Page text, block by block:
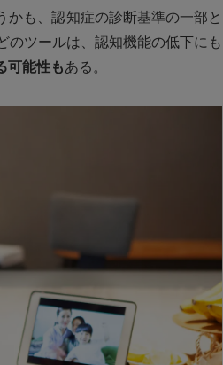
も、認知症の診断基準の一部と
のツールは、認知機能の低下にも
可能性もある。